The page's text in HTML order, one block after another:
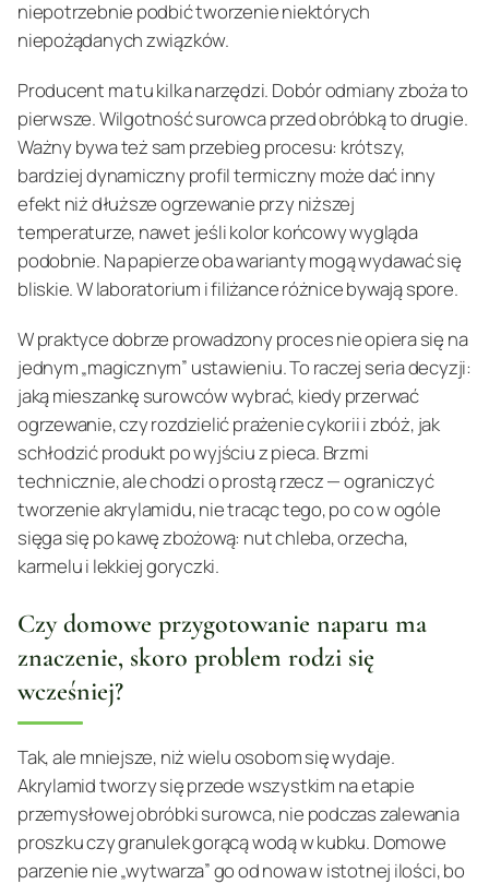
niepotrzebnie podbić tworzenie niektórych
niepożądanych związków.
Producent ma tu kilka narzędzi. Dobór odmiany zboża to
pierwsze. Wilgotność surowca przed obróbką to drugie.
Ważny bywa też sam przebieg procesu: krótszy,
bardziej dynamiczny profil termiczny może dać inny
efekt niż dłuższe ogrzewanie przy niższej
temperaturze, nawet jeśli kolor końcowy wygląda
podobnie. Na papierze oba warianty mogą wydawać się
bliskie. W laboratorium i filiżance różnice bywają spore.
W praktyce dobrze prowadzony proces nie opiera się na
jednym „magicznym” ustawieniu. To raczej seria decyzji:
jaką mieszankę surowców wybrać, kiedy przerwać
ogrzewanie, czy rozdzielić prażenie cykorii i zbóż, jak
schłodzić produkt po wyjściu z pieca. Brzmi
technicznie, ale chodzi o prostą rzecz — ograniczyć
tworzenie akrylamidu, nie tracąc tego, po co w ogóle
sięga się po kawę zbożową: nut chleba, orzecha,
karmelu i lekkiej goryczki.
Czy domowe przygotowanie naparu ma
znaczenie, skoro problem rodzi się
wcześniej?
Tak, ale mniejsze, niż wielu osobom się wydaje.
Akrylamid tworzy się przede wszystkim na etapie
przemysłowej obróbki surowca, nie podczas zalewania
proszku czy granulek gorącą wodą w kubku. Domowe
parzenie nie „wytwarza” go od nowa w istotnej ilości, bo